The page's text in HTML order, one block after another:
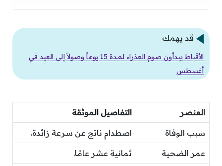
قد يهمك
الأقباط يبدأون صوم العذراء لمدة 15 يوماً وصولاً إلى العيد في
أغسطس
العنصر التفاصيل الموثقة
سبب الوفاة اصطدام ناتج عن سرعة زائدة.
عمر الضحية ثمانية عشر عامًا.